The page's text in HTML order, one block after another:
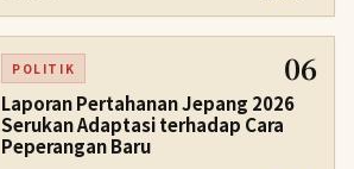
POLITIK 06
Laporan Pertahanan Jepang 2026
Serukan Adaptasi terhadap Cara
Peperangan Baru